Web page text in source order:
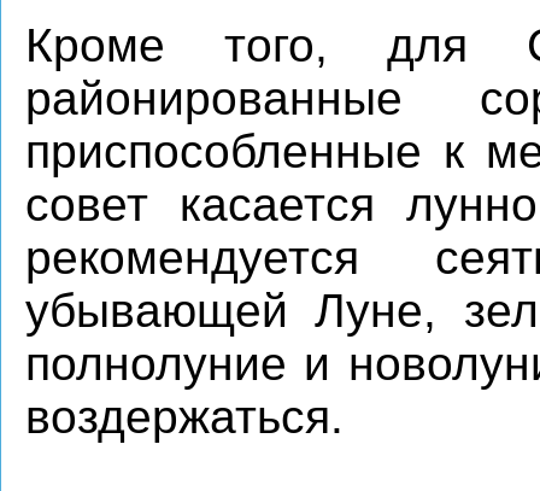
Кроме того, для
районированные
приспособленные к
совет касается
рекомендуется
убывающей Луне,
полнолуние и
воздержаться.